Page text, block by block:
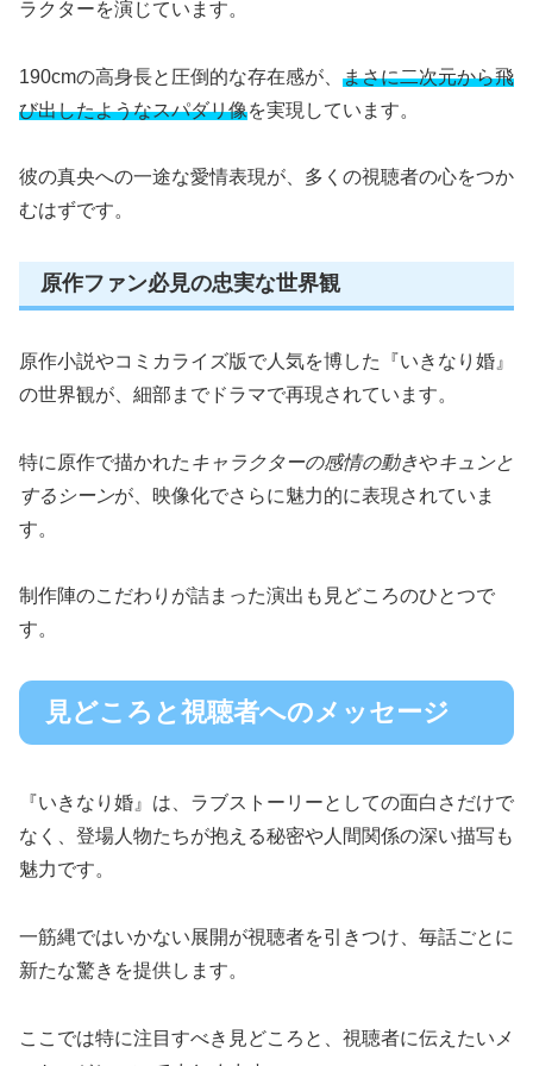
ラクターを演じています。
190cmの高身長と圧倒的な存在感が、 まさに二次元から飛
び出したようなスパダリ像を実現しています。
彼の真央への一途な愛情表現が、多くの視聴者の心をつか
むはずです。
原作ファン必見の忠実な世界観
原作小説やコミカライズ版で人気を博した『いきなり婚』
の世界観が、細部までドラマで再現されています。
特に原作で描かれた キャラクターの感情の動きやキュンと
するシーンが、映像化でさらに魅力的に表現されていま
す。
制作陣のこだわりが詰まった演出も見どころのひとつで
す。
見どころと視聴者へのメッセージ
『いきなり婚』は、ラブストーリーとしての面白さだけで
なく、登場人物たちが抱える秘密や人間関係の深い描写も
魅力です。
一筋縄ではいかない展開が視聴者を引きつけ、毎話ごとに
新たな驚きを提供します。
ここでは特に注目すべき見どころと、視聴者に伝えたいメ